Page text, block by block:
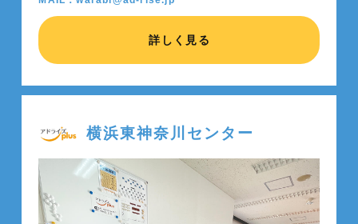
詳しく見る
横浜東神奈川センター